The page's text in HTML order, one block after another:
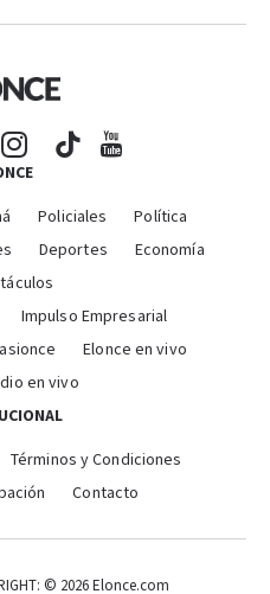
Policiales
Política
Deportes
Economía
Impulso Empresarial
Elonce en vivo
en vivo
Términos y Condiciones
Contacto
© 2026 Elonce.com